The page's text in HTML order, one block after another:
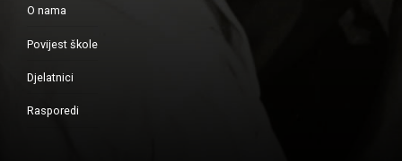
O nama
Povijest škole
Djelatnici
Rasporedi